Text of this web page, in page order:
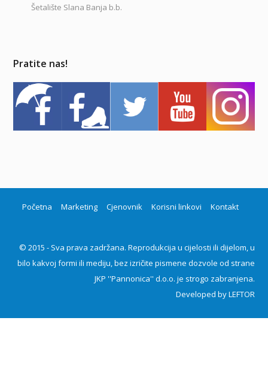
Šetalište Slana Banja b.b.
Pratite nas!
Početna Marketing Cjenovnik Korisni linkovi Kontakt
© 2015 - Sva prava zadržana. Reprodukcija u cijelosti ili dijelom, u
bilo kakvoj formi ili mediju, bez izričite pismene dozvole od strane
JKP ''Pannonica'' d.o.o. je strogo zabranjena.
Developed byLEFTOR